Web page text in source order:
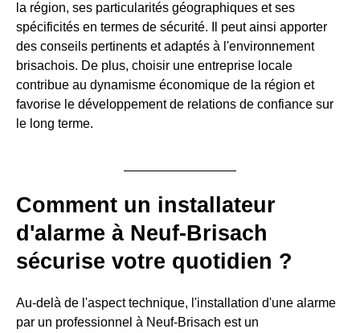
la région, ses particularités géographiques et ses
spécificités en termes de sécurité. Il peut ainsi apporter
des conseils pertinents et adaptés à l'environnement
brisachois. De plus, choisir une entreprise locale
contribue au dynamisme économique de la région et
favorise le développement de relations de confiance sur
le long terme.
Comment un installateur
d'alarme à Neuf-Brisach
sécurise votre quotidien ?
Au-delà de l'aspect technique, l'installation d'une alarme
par un professionnel à Neuf-Brisach est un